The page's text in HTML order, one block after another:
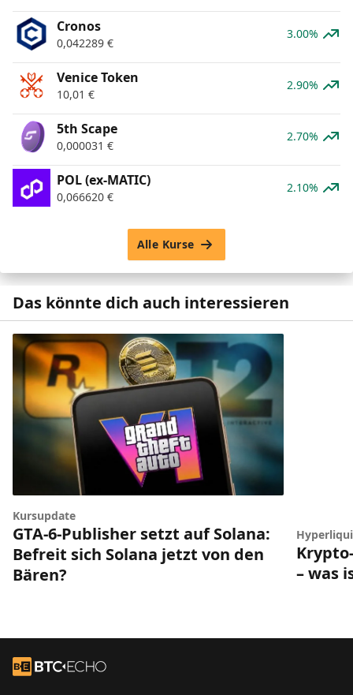
Cronos
0,042289 €
3.00%
Venice Token
10,01 €
2.90%
5th Scape
0,000031 €
2.70%
POL (ex-MATIC)
0,066620 €
2.10%
Alle Kurse
Das könnte dich auch interessieren
Kursupdate
GTA-6-Publisher setzt auf Solana:
Befreit sich Solana jetzt von den
Bären?
– was
Zur Startseite